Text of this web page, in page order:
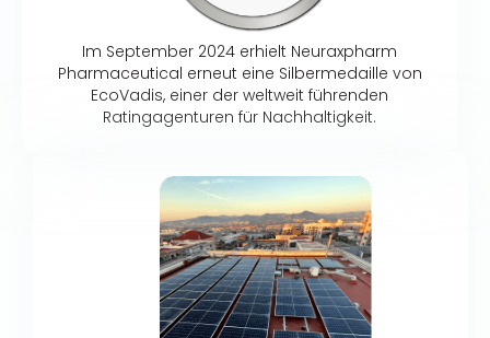
Im September 2024 erhielt Neuraxpharm
Pharmaceutical erneut eine Silbermedaille von
EcoVadis, einer der weltweit führenden
Ratingagenturen für Nachhaltigkeit.